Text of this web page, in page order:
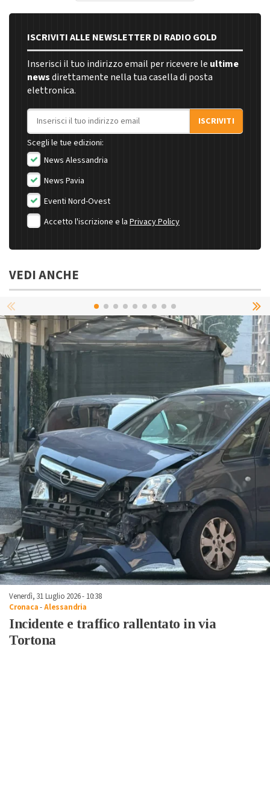
ISCRIVITI ALLE NEWSLETTER DI RADIO GOLD
Inserisci il tuo indirizzo email per ricevere le ultime
newsdirettamente nella tua casella di posta
elettronica.
Indirizzo email
ISCRIVITI
Scegli le tue edizioni:
News Alessandria
News Pavia
Eventi Nord-Ovest
Accetto l'iscrizione e la Privacy Policy
VEDI ANCHE
Venerdì, 31 Luglio 2026 - 10:38
Cronaca-Alessandria
Incidente e traffico rallentato in via
Tortona